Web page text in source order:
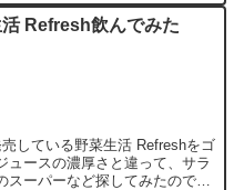
野菜生活 Refresh飲んでみた
している野菜生活 Refreshをゴ
ュースの濃厚さと違って、サラ
ーパーなど探してみたのです